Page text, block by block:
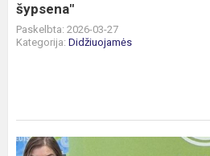
šypsena"
Paskelbta: 2026-03-27
Kategorija: Didžiuojamės
Praktinės